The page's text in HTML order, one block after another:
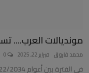
مونديالات العرب....
محمد فاروق فبراير 22, 2025